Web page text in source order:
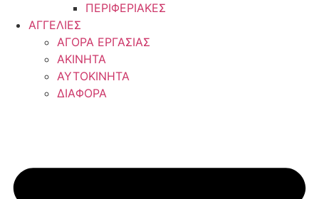
ΠΕΡΙΦΕΡΙΑΚΕΣ
ΑΓΓΕΛΙΕΣ
ΑΓΟΡΑ ΕΡΓΑΣΙΑΣ
ΑΚΙΝΗΤΑ
ΑΥΤΟΚΙΝΗΤΑ
ΔΙΑΦΟΡΑ